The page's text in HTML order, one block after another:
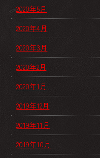
2020年5月
2020年4月
2020年3月
2020年2月
2020年1月
2019年12月
2019年11月
2019年10月